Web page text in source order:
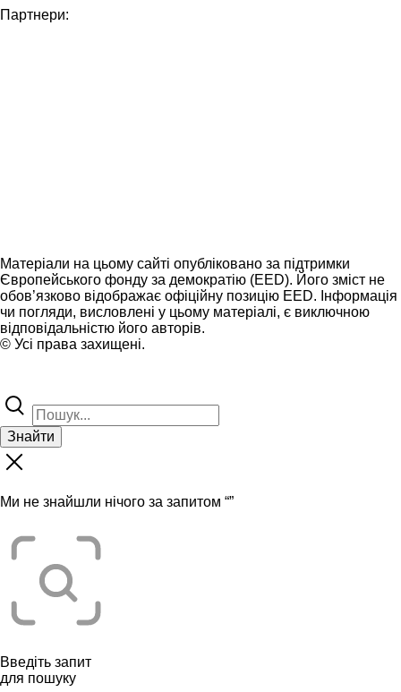
Партнери:
Матеріали на цьому сайті опубліковано за підтримки
Європейського фонду за демократію (EED). Його зміст не
обов’язково відображає офіційну позицію EED. Інформація
чи погляди, висловлені у цьому матеріалі, є виключною
відповідальністю його авторів.
© Усі права захищені.
Знайти
Ми не знайшли нічого за запитом “”
Введіть запит
для пошуку